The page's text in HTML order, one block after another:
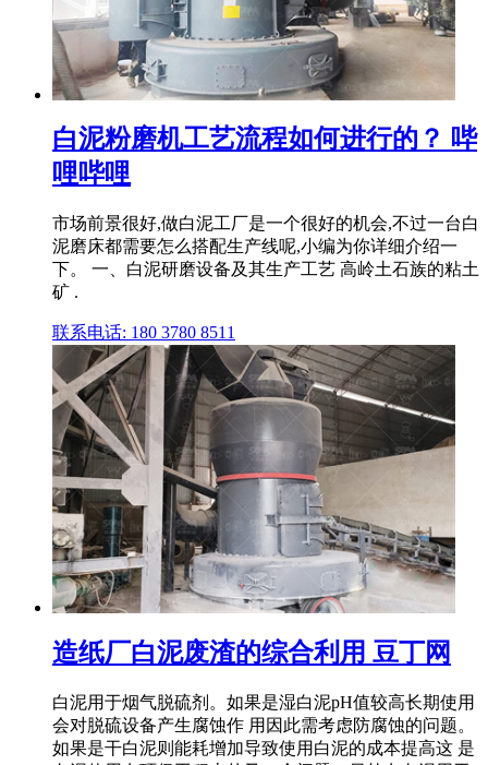
白泥粉磨机工艺流程如何进行的？ 哔
哩哔哩
市场前景很好,做白泥工厂是一个很好的机会,不过一台白
泥磨床都需要怎么搭配生产线呢,小编为你详细介绍一
下。 一、白泥研磨设备及其生产工艺 高岭土石族的粘土
矿 .
联系电话: 180 3780 8511
造纸厂白泥废渣的综合利用 豆丁网
白泥用于烟气脱硫剂。如果是湿白泥pH值较高长期使用
会对脱硫设备产生腐蚀作 用因此需考虑防腐蚀的问题。
如果是干白泥则能耗增加导致使用白泥的成本提高这 是